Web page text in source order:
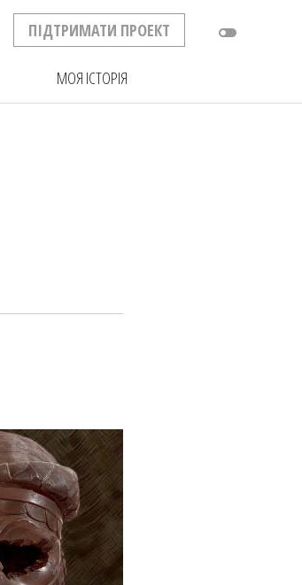
toggle_off
ПІДТРИМАТИ ПРОЕКТ
МОЯ ІСТОРІЯ